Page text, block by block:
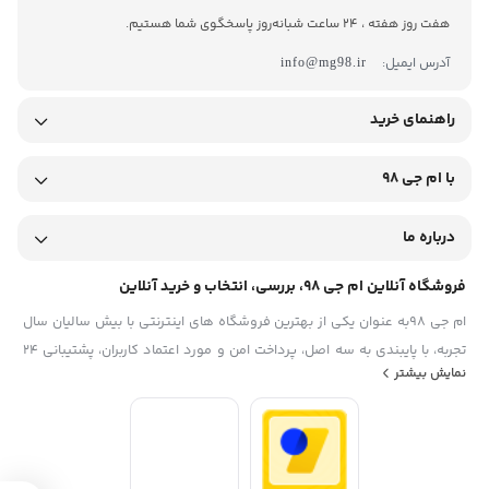
هفت روز هفته ، 24 ساعت شبانه‌روز پاسخگوی شما هستیم.
آدرس ایمیل:
info@mg98.ir
راهنمای خرید
با ام جی 98
درباره ما
فروشگاه آنلاین ام جی 98، بررسی، انتخاب و خرید آنلاین
ام جی 98به عنوان یکی از بهترین فروشگاه های اینترنتی با بیش سالیان سال
تجربه، با پایبندی به سه اصل، پرداخت امن و مورد اعتماد کاربران، پشتیبانی 24
ساعته و تضمین اصل‌بودن کالا موفق شده تا همگام با فروشگاه‌های معتبر
ایران، به یکی از بهترین فروشگاه اینترنتی ایران تبدیل شود. به محض ورود به
سایت ام جی 98 با دنیایی از کالا رو به رو می‌شوید! هر آنچه که نیاز دارید و به
ذهن شما خطور می‌کند در اینجا پیدا خواهید کرد.تشکر از همراهی و اعتماد
نمایش بیشتر